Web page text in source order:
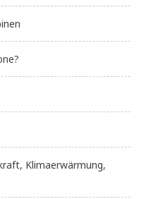
Klimaerwärmung,